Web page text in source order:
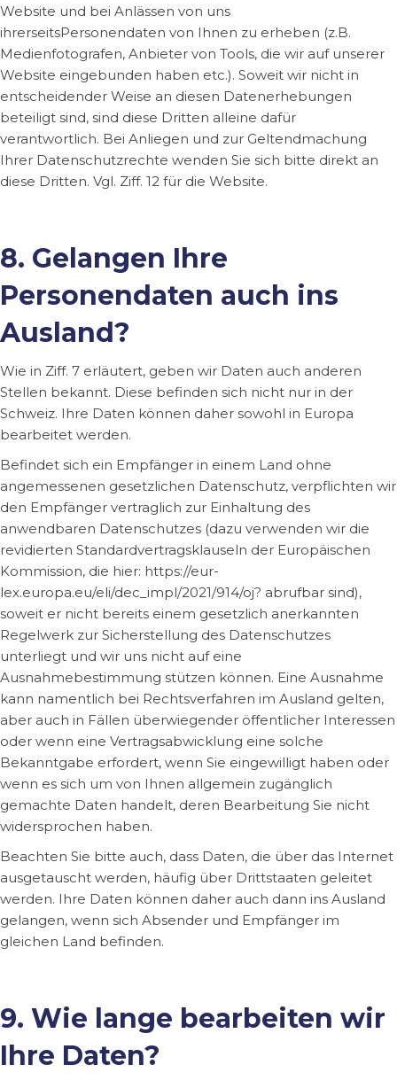
Website und bei Anlässen von uns
ihrerseitsPersonendaten von Ihnen zu erheben (z.B.
Medienfotografen, Anbieter von Tools, die wir auf unserer
Website eingebunden haben etc.). Soweit wir nicht in
entscheidender Weise an diesen Datenerhebungen
beteiligt sind, sind diese Dritten alleine dafür
verantwortlich. Bei Anliegen und zur Geltendmachung
Ihrer Datenschutzrechte wenden Sie sich bitte direkt an
diese Dritten. Vgl. Ziff. 12 für die Website.
8. Gelangen Ihre
Personendaten auch ins
Ausland?
Wie in Ziff. 7 erläutert, geben wir Daten auch anderen
Stellen bekannt. Diese befinden sich nicht nur in der
Schweiz. Ihre Daten können daher sowohl in Europa
bearbeitet werden.
Befindet sich ein Empfänger in einem Land ohne
angemessenen gesetzlichen Datenschutz, verpflichten wir
den Empfänger vertraglich zur Einhaltung des
anwendbaren Datenschutzes (dazu verwenden wir die
revidierten Standardvertragsklauseln der Europäischen
Kommission, die hier: https://eur-
lex.europa.eu/eli/dec_impl/2021/914/oj? abrufbar sind),
soweit er nicht bereits einem gesetzlich anerkannten
Regelwerk zur Sicherstellung des Datenschutzes
unterliegt und wir uns nicht auf eine
Ausnahmebestimmung stützen können. Eine Ausnahme
kann namentlich bei Rechtsverfahren im Ausland gelten,
aber auch in Fällen überwiegender öffentlicher Interessen
oder wenn eine Vertragsabwicklung eine solche
Bekanntgabe erfordert, wenn Sie eingewilligt haben oder
wenn es sich um von Ihnen allgemein zugänglich
gemachte Daten handelt, deren Bearbeitung Sie nicht
widersprochen haben.
Beachten Sie bitte auch, dass Daten, die über das Internet
ausgetauscht werden, häufig über Drittstaaten geleitet
werden. Ihre Daten können daher auch dann ins Ausland
gelangen, wenn sich Absender und Empfänger im
gleichen Land befinden.
9. Wie lange bearbeiten wir
Ihre Daten?